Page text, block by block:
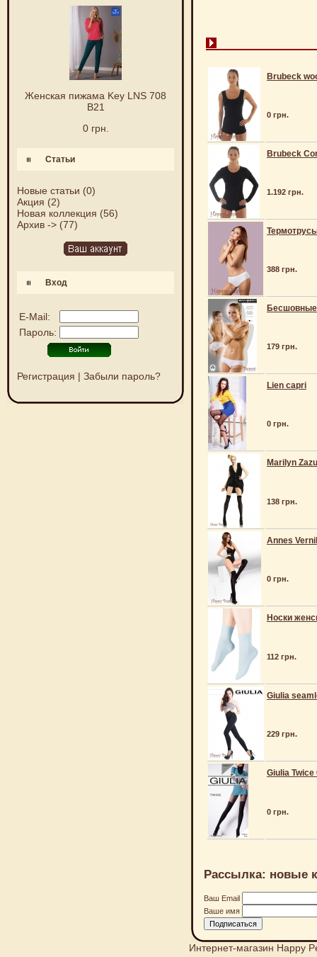
Женская пижама Key LNS 708
B21
0 грн.
Статьи
Новые статьи (0)
Акция (2)
Новая коллекция (56)
Архив -> (77)
Вход
E-Mail:
Пароль:
Регистрация | Забыли пароль?
Brubeck
0 грн.
Brubeck
1.192 грн.
388 грн.
Бесшовные
179 грн.
Lien capri
0 грн.
Marilyn
138 грн.
Annes
0 грн.
Носки
112 грн.
Giulia
229 грн.
Giulia Twice
0 грн.
Рассылка: новые
Ваш Email
Ваше имя
Интернет-магазин Happy